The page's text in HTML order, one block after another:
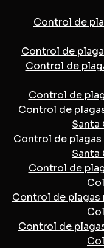
Control de
Control de
Control de
Control de
Control de
Santa
Control de plagas
Santa
Control de
Control de plagas
Control de